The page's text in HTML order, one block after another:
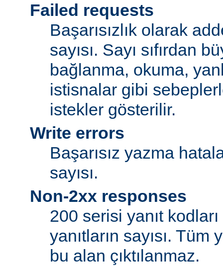
Failed requests
Başarısızlık olarak
sayısı. Sayı sıfırdan
bağlanma, okuma,
istisnalar gibi
istekler gösterilir.
Write errors
Başarısız yazma
sayısı.
Non-2xx responses
200 serisi yanıt
yanıtların sayısı. Tüm
bu alan çıktılanmaz.